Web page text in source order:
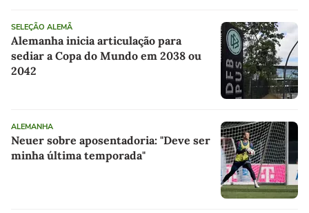
SELEÇÃO ALEMÃ
Alemanha inicia articulação para
sediar a Copa do Mundo em 2038 ou
2042
ALEMANHA
Neuer sobre aposentadoria: "Deve ser
minha última temporada"